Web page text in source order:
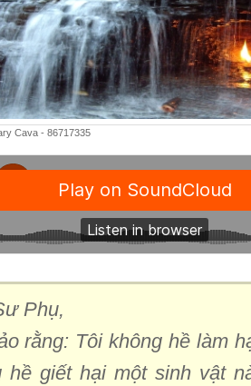
Cava - 86717335
Phụ,
rằng: Tôi không hề làm
hề giết hại một sinh vật